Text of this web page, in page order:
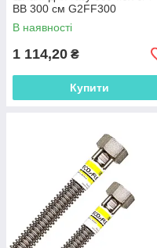
ВВ 300 см G2FF300
В наявності
1 114,20 ₴
Купити